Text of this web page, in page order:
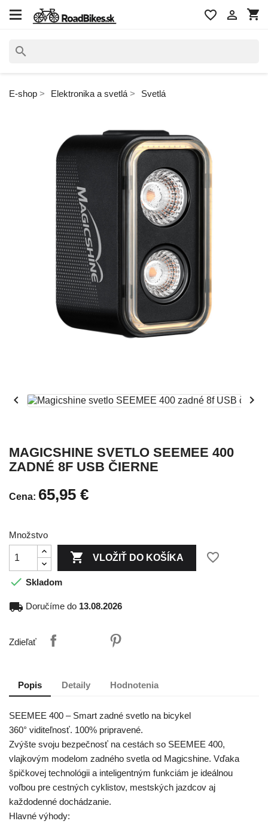
shopping_cart

favorite_border
search
E-shop Elektronika a svetlá Svetlá
 
MAGICSHINE SVETLO SEEMEE 400
ZADNÉ 8F USB ČIERNE
Cena: 65,95 €
Množstvo
 VLOŽIŤ DO KOŠÍKA
favorite_border
 Skladom
local_shipping Doručíme do 13.08.2026
Zdieľať
Popis Detaily Hodnotenia
SEEMEE 400 – Smart zadné svetlo na bicykel
360° viditeľnosť. 100% pripravené.
Zvýšte svoju bezpečnosť na cestách so SEEMEE 400,
vlajkovým modelom zadného svetla od Magicshine. Vďaka
špičkovej technológii a inteligentným funkciám je ideálnou
voľbou pre cestných cyklistov, mestských jazdcov aj
každodenné dochádzanie.
Hlavné výhody: